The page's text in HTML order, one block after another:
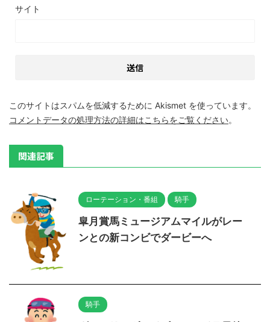
サイト
このサイトはスパムを低減するために Akismet を使っています。
コメントデータの処理方法の詳細はこちらをご覧ください。
関連記事
ローテーション・番組 騎手
皐月賞馬ミュージアムマイルがレー
ンとの新コンビでダービーへ
騎手